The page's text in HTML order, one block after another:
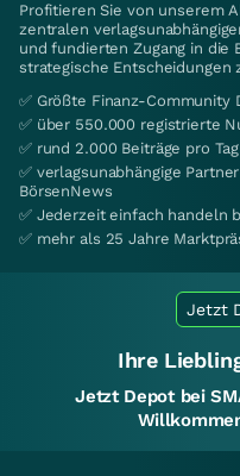
Profitieren Sie von unserem
zentralen
und fundierten Zugang in
strategische Entscheidungen
✅ Größte Finanz-Community
✅ über 550.000 registrierte
✅ rund 2.000 Beiträge pro Tag
✅ verlagsunabhängige
BörsenNews
✅ Jederzeit einfach handeln
✅ mehr als 25 Jahre
Jetzt
Ihre
Jetzt Depot bei